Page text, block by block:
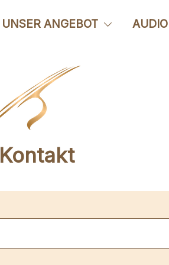
UNSER ANGEBOT
Kontakt